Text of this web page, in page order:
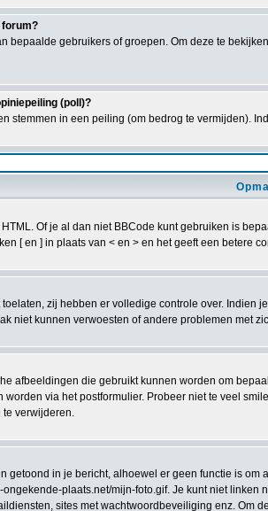
forum?
bepaalde gebruikers of groepen. Om deze te
(poll)?
stemmen in een peiling (om bedrog te vermijden).
Of je al dan niet BBCode kunt gebruiken is
[ en ] in plaats van < en > en het geeft een betere
zij hebben er volledige controle over.
niet kunnen verwoesten of andere problemen met
afbeeldingen die gebruikt kunnen worden om
via het postformulier. Probeer niet te veel
te verwijderen.
getoond in je bericht, alhoewel er geen functie is
plaats.net/mijn-foto.gif. Je kunt niet
sites met wachtwoordbeveiliging enz. Om